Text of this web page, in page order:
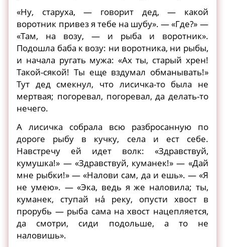
«Ну, старуха, — говорит дед, — какой
воротник привез я тебе на шубу». — «Где?» —
«Там, на возу, — и рыба и воротник».
Подошла баба к возу: ни воротника, ни рыбы,
и начала ругать мужа: «Ах ты, старый хрен!
Такой-сякой! Ты еще вздумал обманывать!»
Тут дед смекнул, что лисичка-то была не
мертвая; погоревал, погоревал, да делать-то
нечего.
А лисичка собрала всю разбросанную по
дороге рыбу в кучку, села и ест себе.
Навстречу ей идет волк: «Здравствуй,
кумушка!» — «Здравствуй, куманек!» — «Дай
мне рыбки!» — «Налови сам, да и ешь». — «Я
не умею». — «Эка, ведь я же наловила; ты,
куманек, ступай на́ реку, опусти хвост в
прорубь — рыба сама на хвост нацепляется,
да смотри, сиди подольше, а то не
наловишь».